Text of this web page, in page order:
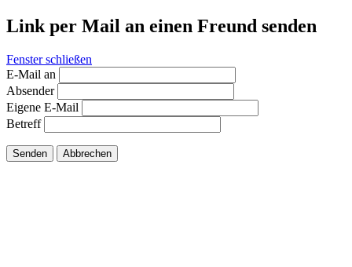
Link per Mail an einen Freund senden
Fenster schließen
E-Mail an
Absender
Eigene E-Mail
Betreff
Senden Abbrechen